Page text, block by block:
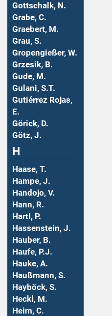
Gottschalk, N.
Grabe, C.
Graebert, M.
Grau, S.
Gropengießer, W.
Grzesik, B.
Gude, M.
Gulani, S.T.
Gutiérrez Rojas,
E.
Görick, D.
Götz, J.
H
Haase, T.
Hampe, J.
Handojo, V.
Hann, R.
Hartl, P.
Hassenstein, J.
Hauber, B.
Haufe, P.J.
Hauke, A.
Haußmann, S.
Hayböck, S.
Heckl, M.
Heim, C.